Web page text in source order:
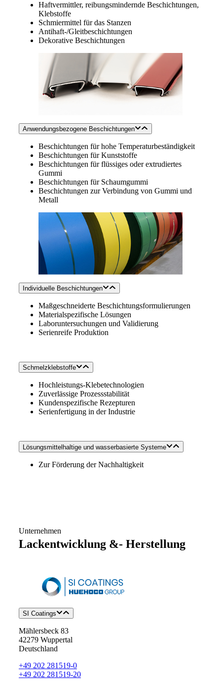
Haftvermittler, reibungsmindernde Beschichtungen,
Klebstoffe
Schmiermittel für das Stanzen
Antihaft-/Gleitbeschichtungen
Dekorative Beschichtungen
Anwendungsbezogene Beschichtungen
Beschichtungen für hohe Temperaturbeständigkeit
Beschichtungen für Kunststoffe
Beschichtungen für flüssiges oder extrudiertes
Gummi
Beschichtungen für Schaumgummi
Beschichtungen zur Verbindung von Gummi und
Metall
Individuelle Beschichtungen
Maßgeschneiderte Beschichtungsformulierungen
Materialspezifische Lösungen
Laboruntersuchungen und Validierung
Serienreife Produktion
Schmelzklebstoffe
Hochleistungs-Klebetechnologien
Zuverlässige Prozessstabilität
Kundenspezifische Rezepturen
Serienfertigung in der Industrie
Lösungsmittelhaltige und wasserbasierte Systeme
Zur Förderung der Nachhaltigkeit
Lackentwicklung &- Herstellung
Unternehmen
SI Coatings
Mählersbeck 83
42279 Wuppertal
Deutschland
+49 202 281519-0
+49 202 281519-20